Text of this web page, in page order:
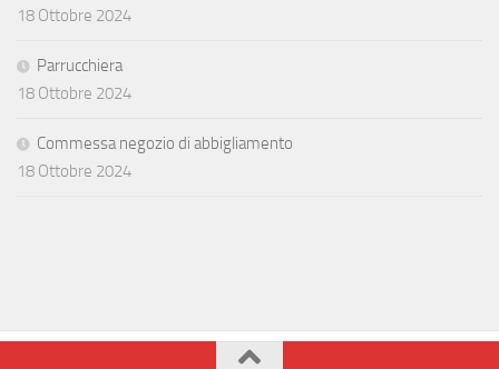
18 Ottobre 2024
Parrucchiera
18 Ottobre 2024
Commessa negozio di abbigliamento
18 Ottobre 2024